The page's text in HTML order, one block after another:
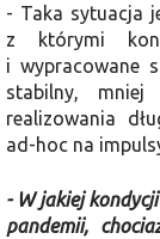
- Taka sytuacja
z którymi
i wypracowane
stabilny,
realizowania
ad-hoc na
- W jakiej
pandemii,